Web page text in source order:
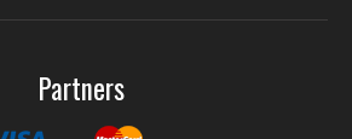
Partners